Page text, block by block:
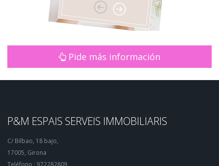
Pide más información
P&M ESPAIS SERVEIS IMMOBILIARIS
C/ Bilbao, 18 bajo,
17005, Girona
Teléfono : 972282809